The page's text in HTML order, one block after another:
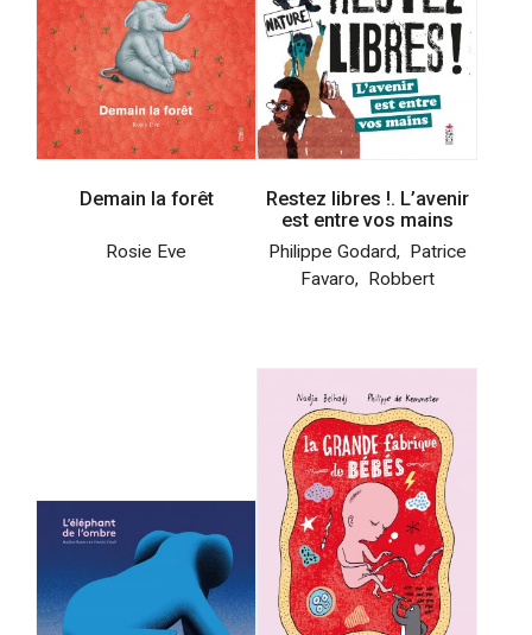
Demain la forêt
Rosie Eve
Restez libres !. L’avenir
est entre vos mains
Philippe Godard, Patrice
Favaro, Robbert